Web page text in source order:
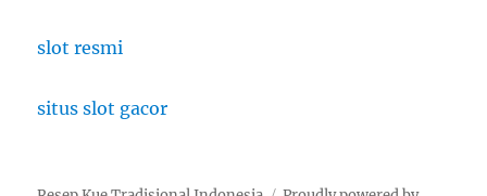
slot resmi
situs slot gacor